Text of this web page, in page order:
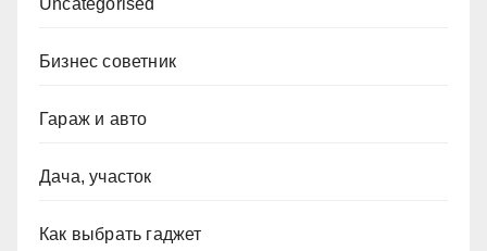
Uncategorised
Бизнес советник
Гараж и авто
Дача, участок
Как выбрать гаджет